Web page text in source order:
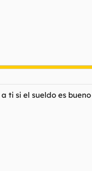
ti si el sueldo es bueno